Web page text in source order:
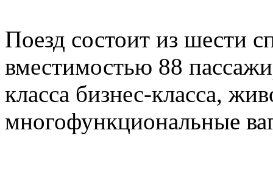
Поезд состоит из шести
вместимостью 88
класса бизнес-класса,
многофункциональные